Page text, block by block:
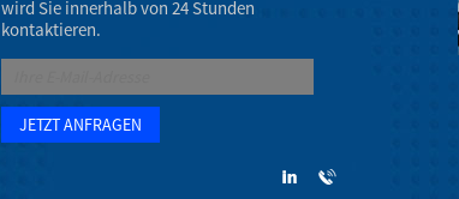
wird Sie innerhalb von 24 Stunden
kontaktieren.